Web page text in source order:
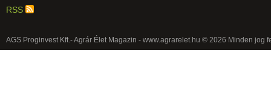
RSS
AGS Proginvest Kft.- Agrár Élet Magazin - www.agrarelet.hu © 2026 Minden jog